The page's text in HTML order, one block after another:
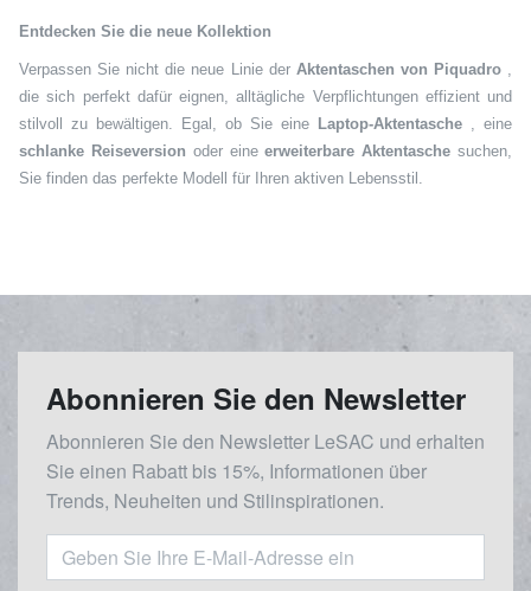
Entdecken Sie die neue Kollektion
Verpassen Sie nicht die neue Linie der Aktentaschen von Piquadro,
die sich perfekt dafür eignen, alltägliche Verpflichtungen effizient und
stilvoll zu bewältigen. Egal, ob Sie eine Laptop-Aktentasche , eine
schlanke Reiseversion oder eineerweiterbare Aktentasche suchen,
Sie finden das perfekte Modell für Ihren aktiven Lebensstil.
Abonnieren Sie den Newsletter
Abonnieren Sie den Newsletter LeSAC und erhalten
Sie einen Rabatt bis 15%, Informationen über
Trends, Neuheiten und Stilinspirationen.